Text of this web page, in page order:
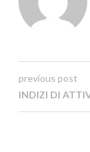
previous post
INDIZI DI